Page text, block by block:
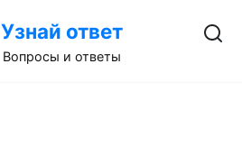
Узнай ответ
Вопросы и ответы